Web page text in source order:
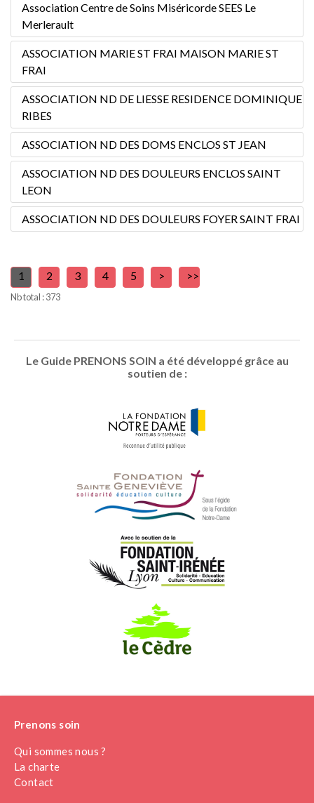
Association Centre de Soins Miséricorde SEES Le
Merlerault
ASSOCIATION MARIE ST FRAI MAISON MARIE ST
FRAI
ASSOCIATION ND DE LIESSE RESIDENCE DOMINIQUE
RIBES
ASSOCIATION ND DES DOMS ENCLOS ST JEAN
ASSOCIATION ND DES DOULEURS ENCLOS SAINT
LEON
ASSOCIATION ND DES DOULEURS FOYER SAINT FRAI
1 2 3 4 5 > >>
Nb total : 373
Le Guide PRENONS SOIN a été développé grâce au
soutien de :
Prenons soin
Qui sommes nous ?
La charte
Contact